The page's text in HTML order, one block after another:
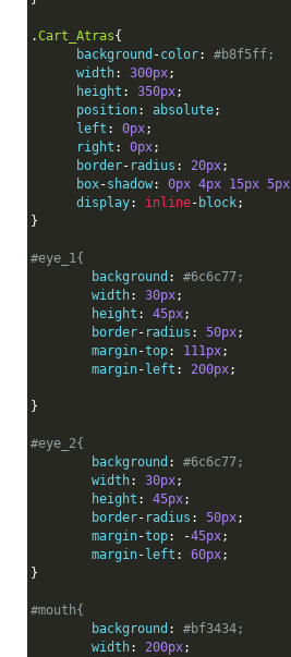
.Cart_Atras{
      background
-color:
#b8f5ff;
      width
: 300px;
      height
: 350px;
      position
: absolute;
      left
: 0px;
      right
: 0px;
      border
- radius : 20px;
      box
-shadow: 0px 4px 15px 5px
      display
: inline- block;
}
#eye_1{
	background
:
#6c6c77;
	width
: 30px;
	height
: 45px;
	border
- radius : 50px;
	margin
-top: 111px;
        margin
- left : 200px;
}
#eye_2{
	background
:
#6c6c77;
	width
: 30px;
	height
: 45px;
	border
- radius : 50px;
	margin
-top: -45px;
	margin
- left : 60px;
}
#mouth{
	background
:
#bf3434;
	width
: 200px;